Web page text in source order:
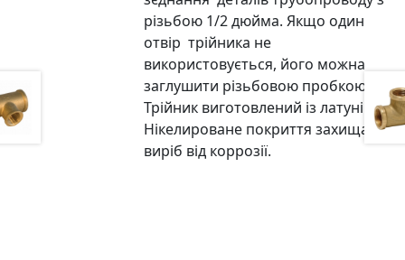
різьбою 1/2 дюйма. Якщо один
отвір трійника не
використовується, його можна
заглушити різьбовою пробкою.
Трійник виготовлений із латуні.
Нікелироване покриття захищає
виріб від коррозії.